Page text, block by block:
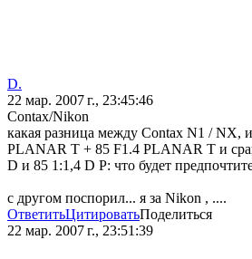
D.
22 мар. 2007 г., 23:45:46
Contax/Nikon
какая разница между Contax N1 / NX,
PLANAR T + 85 F1.4 PLANAR T и
D и 85 1:1,4 D P: что будет
с другом поспорил... я за Nikon , ....
ОтветитьЦитироватьПоделиться
22 мар. 2007 г., 23:51:39